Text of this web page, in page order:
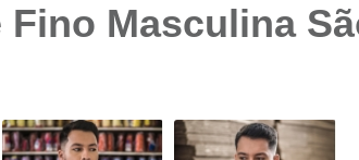
Branca Plus Size
Camisa Jeans
Camisa Social Plus Size
Masculina